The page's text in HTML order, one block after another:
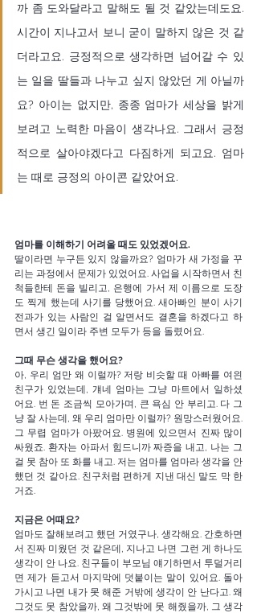
까 좀 도와달라고 말해도 될 것 같았는데도요.
시간이 지나고서 보니 굳이 말하지 않은 것 같
더라고요. 긍정적으로 생각하면 넘어갈 수 있
는 일을 딸들과 나누고 싶지 않았던 게 아닐까
요? 아이는 없지만, 종종 엄마가 세상을 밝게
보려고 노력한 마음이 생각나요. 그래서 긍정
적으로 살아야겠다고 다짐하게 되고요. 엄마
는 때로 긍정의 아이콘 같았어요.
엄마를 이해하기 어려울 때도 있었겠어요.
딸이라면 누구든 있지 않을까요? 엄마가 새 가정을 꾸
리는 과정에서 문제가 있었어요. 사업을 시작하면서 친
척들한테 돈을 빌리고, 은행에 가서 제 이름으로 도장
도 찍게 했는데 사기를 당했어요. 새아빠인 분이 사기
전과가 있는 사람인 걸 알면서도 결혼을 하겠다고 하
면서 생긴 일이라 주변 모두가 등을 돌렸어요.
그때 무슨 생각을 했어요?
아, 우리 엄만 왜 이럴까? 저랑 비슷할 때 아빠를 여읜
친구가 있었는데, 걔네 엄마는 그냥 마트에서 일하셨
어요. 번 돈 조금씩 모아가며, 큰 욕심 안 부리고. 다 그
냥 잘 사는데, 왜 우리 엄마만 이럴까? 원망스러웠어요.
그 무렵 엄마가 아팠어요. 병원에 있으면서 진짜 많이
싸웠죠. 환자는 아파서 힘드니까 짜증을 내고, 나는 그
걸 못 참아 또 화를 내고. 저는 엄마를 엄마라 생각을 안
했던 것 같아요. 친구처럼 편하게 지낸 대신 말도 막 한
거죠.
지금은 어때요?
엄마도 잘해보려고 했던 거였구나, 생각해요. 간호하면
서 진짜 미웠던 것 같은데, 지나고 나면 그런 게 하나도
생각이 안 나요. 친구들이 부모님 얘기하면서 투덜거리
면 제가 듣고서 마지막에 덧붙이는 말이 있어요. 돌아
가시고 나면 내가 못 해준 거밖에 생각이 안 난다고. 왜
그것도 못 참았을까, 왜 그것밖에 못 해줬을까, 그 생각